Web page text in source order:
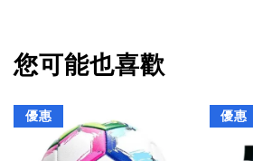
您可能也喜歡
優惠 優惠